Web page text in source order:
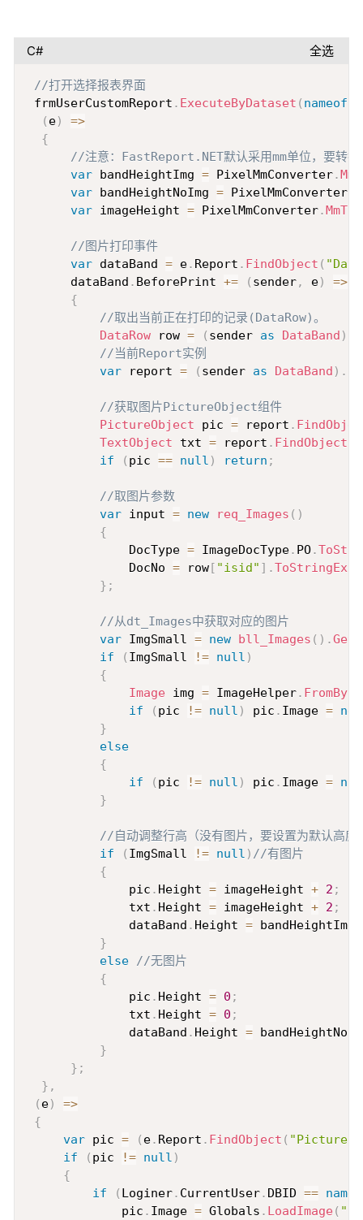
C# 全选
//打开选择报表界面
frmUserCustomReport . ExecuteByDataset ( nameof
( e)
=>
{
//注意：FastReport.NET默认采用mm单位，要转换
var bandHeightImg = PixelMmConverter.
var bandHeightNoImg = PixelMmConverter
var imageHeight = PixelMmConverter.
//图片打印事件
var dataBand = e. Report . FindObject (
      dataBand
. BeforePrint += ( sender, e)
=>
{
//取出当前正在打印的记录(DataRow)。
DataRow row = ( sender as DataBand )
//当前Report实例
var report = ( sender as DataBand ) .
//获取图片PictureObject组件
PictureObject pic = report .
TextObject txt = report . FindObject
if
( pic == null ) return ;
//取图片参数
var input = new req_Images ( )
{
              DocType
= ImageDocType. PO.
              DocNo
= row[ "isid" ] .ToStringEx
} ;
//从dt_Images中获取对应的图片
var ImgSmall = new bll_Images ( ) .
if
( ImgSmall != null )
{
Image img = ImageHelper.
if
( pic != null ) pic . Image = new
}
else
{
if
( pic != null ) pic . Image =
}
//自动调整行高（没有图片，要设置为默认高度
if
( ImgSmall != null ) //有图片
{
              pic
. Height = imageHeight + 2 ;
              txt
. Height = imageHeight + 2 ;
              dataBand
. Height = bandHeightImg
}
else //无图片
{
              pic
. Height = 0 ;
              txt
. Height = 0 ;
              dataBand
. Height =
}
} ;
} ,
( e)
=>
{
var pic = ( e. Report . FindObject ( "Picture3"
if
( pic != null )
{
if
( Loginer. CurrentUser. DBID ==
             pic
. Image = Globals . LoadImage(